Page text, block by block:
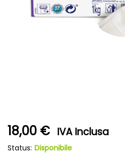
18,00 € IVA Inclusa
Status: Disponibile